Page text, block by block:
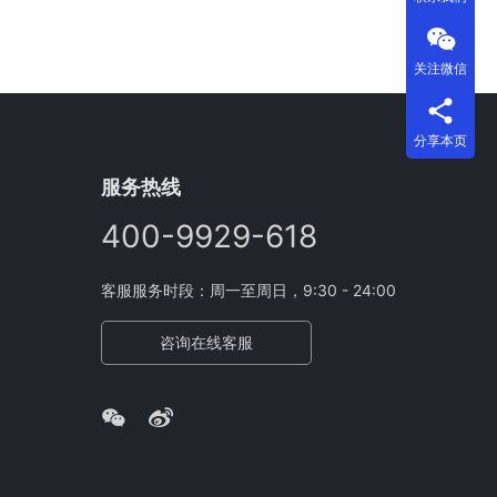
服务热线
400-9929-618
客服服务时段：周一至周日，9:30 - 24:00
咨询在线客服
关注微信
分享本页